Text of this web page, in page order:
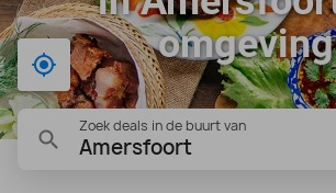
omgeving
Bij mij in de buurt
Zoek deals in de buurt van
Amersfoort